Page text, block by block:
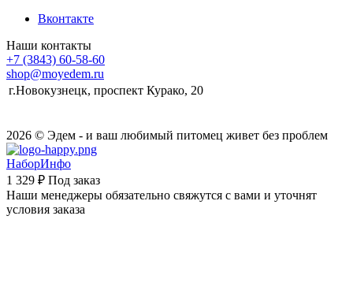
Вконтакте
Наши контакты
+7 (3843) 60-58-60
shop@moyedem.ru
г.Новокузнецк, проспект Курако, 20
2026 © Эдем - и ваш любимый питомец живет без проблем
НаборИнфо
1 329 ₽ Под заказ
Наши менеджеры обязательно свяжутся с вами и уточнят
условия заказа